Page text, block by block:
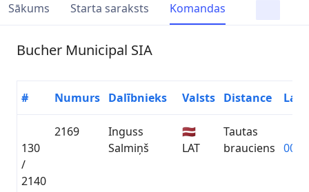
Sākums Starta saraksts Komandas
Bucher Municipal SIA
# Numurs Dalībnieks Valsts Distance
130
/
2140
2169
Inguss
Salmiņš
🇱🇻
LAT
Tautas
brauciens